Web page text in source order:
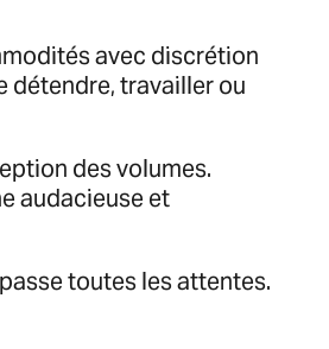
avec discrétion
détendre, travailler ou
des volumes.
audacieuse et
toutes les attentes.